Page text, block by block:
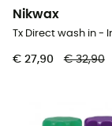
Nikwax
€ 27,90 € 32,90